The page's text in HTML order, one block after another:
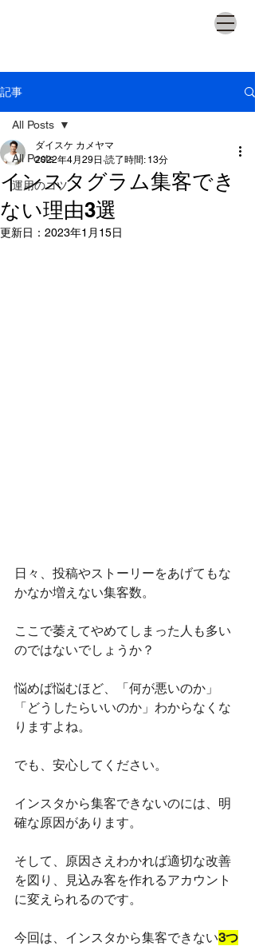
記事
All Posts
運用のコツ
All Posts
インスタグラム集客でき
ない理由3選
ダイスケ カメヤマ
2022年4月29日 読了時間: 13分
更新日： 2023年1月15日
日々、投稿やストーリーをあげてもな
かなか増えない集客数。
ここで萎えてやめてしまった人も多い
のではないでしょうか？
悩めば悩むほど、「何が悪いのか」
「どうしたらいいのか」わからなくな
りますよね。
でも、安心してください。
インスタから集客できないのには、明
確な原因があります。
そして、原因さえわかれば適切な改善
を図り、見込み客を作れるアカウント
に変えられるのです。
今回は、インスタから集客できない3つ